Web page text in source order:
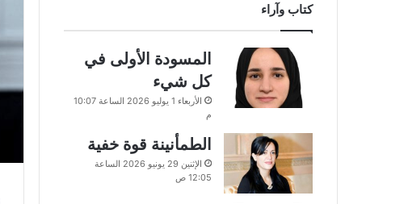
كتاب وآراء
المسودة الأولى في
كل شيء
الأربعاء 1 يوليو 2026 الساعة 10:07
م
الطمأنينة قوة خفية
الإثنين 29 يونيو 2026 الساعة
12:05 ص